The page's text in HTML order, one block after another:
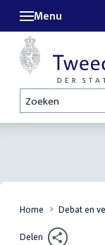
Zoeken
Menu
Home Debat en
Delen